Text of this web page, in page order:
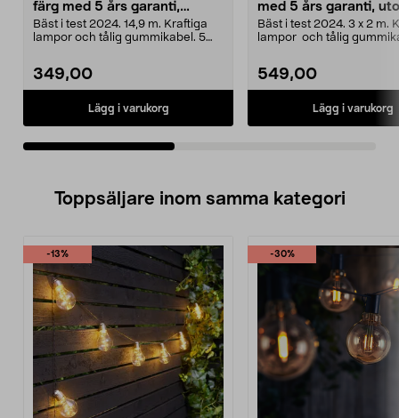
färg med 5 års garanti,
utomhus Northlight
Bäst i test 2024. 14,9 m. Kraftiga
lampor och tålig gummikabel. 5
349,00
Lägg i varukorg
med 5 års garanti,
Northlight
Bäst i test 2024. 3 x 2 m.
lampor och tålig
549,00
Lägg i varukorg
Toppsäljare inom samma kategori
-13% -30%